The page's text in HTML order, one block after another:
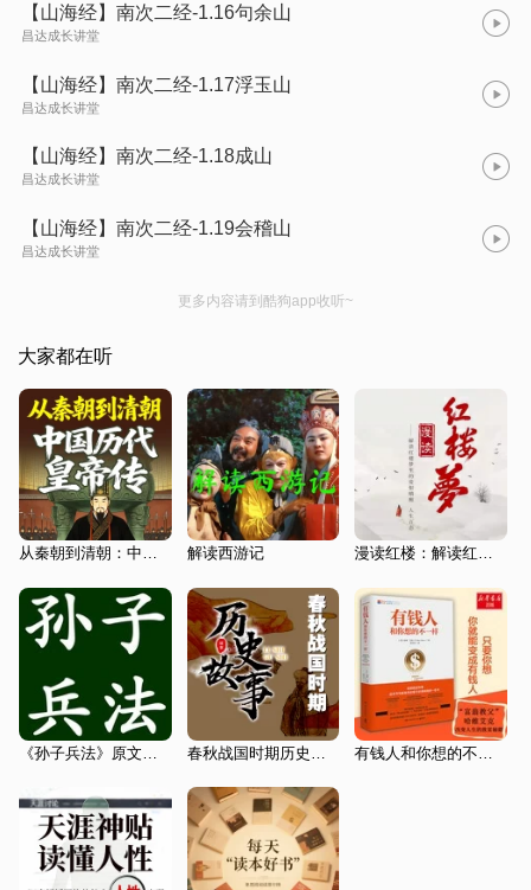
【山海经】南次二经-1.16句余山
昌达成长讲堂
【山海经】南次二经-1.17浮玉山
昌达成长讲堂
【山海经】南次二经-1.18成山
昌达成长讲堂
【山海经】南次二经-1.19会稽山
昌达成长讲堂
更多内容请到酷狗app收听~
大家都在听
从秦朝到清朝：中国历代皇帝传 解读西游记 漫读红楼：解读红楼梦里的爱恨嗔痴